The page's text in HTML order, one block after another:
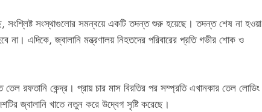
সংশ্লিষ্ট সংস্থাগুলোর সমন্বয়ে একটি তদন্ত শুরু হয়েছে। তদন্ত শেষ না হওয়া
না। এদিকে, জ্বালানি মন্ত্রণালয় নিহতদের পরিবারের প্রতি গভীর শোক ও
রফতানি কেন্দ্র। প্রায় চার মাস বিরতির পর সম্প্রতি এখানকার তেল লোডিং
জ্বালানি খাতে নতুন করে উদ্বেগ সৃষ্টি করেছে।